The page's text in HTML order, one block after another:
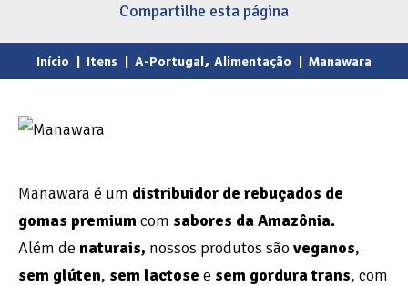
Compartilhe esta página
Início | Itens | A-Portugal, Alimentação | Manawara
Manawara é um distribuidor de rebuçados de
gomas premiumcom sabores da Amazônia.
Além de naturais, nossos produtos são veganos,
sem glúten, sem lactose e sem gordura trans, com